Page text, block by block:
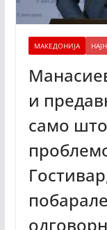
МАКЕДОНИЈА
и
само